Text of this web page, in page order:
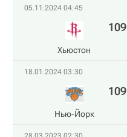
05.11.2024 04:45
Хьюстон
109
18.01.2024 03:30
Нью-Йорк
109